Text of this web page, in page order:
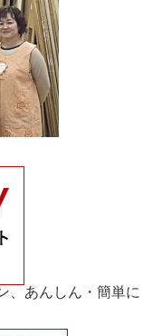
、あんしん・簡単に